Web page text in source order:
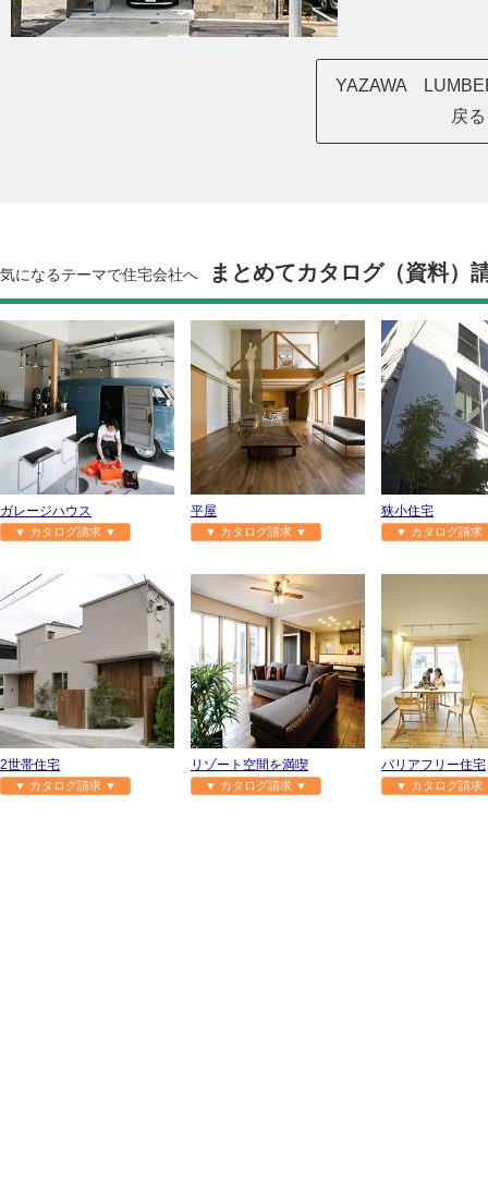
YAZAWA
戻る
気になるテーマで住宅会社へ まとめてカタログ（資料）
ガレージハウス
▼ カタログ請求 ▼
平屋
▼ カタログ請求 ▼
狭小住宅
▼ カタログ請
2世帯住宅
▼ カタログ請求 ▼
リゾート空間を満喫
▼ カタログ請求 ▼
バリアフリー住宅
▼ カタログ請